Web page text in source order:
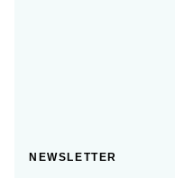
NEWSLETTER